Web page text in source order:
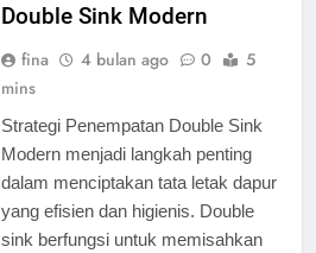
Double Sink Modern
fina 4 bulan ago 0
5
mins
Strategi Penempatan Double Sink
Modern menjadi langkah penting
dalam menciptakan tata letak dapur
yang efisien dan higienis. Double
sink berfungsi untuk memisahkan